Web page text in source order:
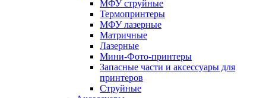
МФУ струйные
Термопринтеры
МФУ лазерные
Матричные
Лазерные
Мини-Фото-принтеры
Запасные части и аксессуары для
принтеров
Струйные